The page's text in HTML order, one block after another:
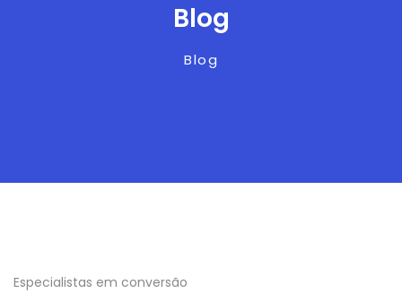
Blog
Blog
Especialistas em conversão